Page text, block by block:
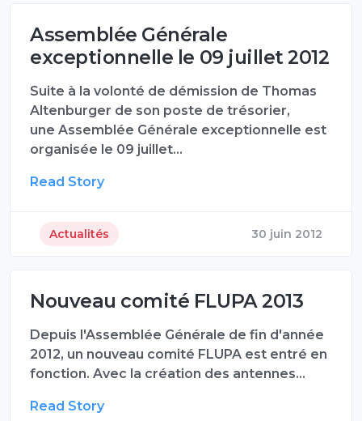
Assemblée Générale
exceptionnelle le 09 juillet 2012
Suite à la volonté de démission de Thomas
Altenburger de son poste de trésorier,
une Assemblée Générale exceptionnelle est
organisée le 09 juillet…
Read Story
Actualités 30 juin 2012
Nouveau comité FLUPA 2013
Depuis l'Assemblée Générale de fin d'année
2012, un nouveau comité FLUPA est entré en
fonction. Avec la création des antennes…
Read Story